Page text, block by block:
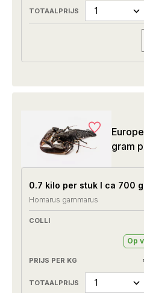
gram
0.7 kilo per stuk I ca 700
Homarus gammarus
Op